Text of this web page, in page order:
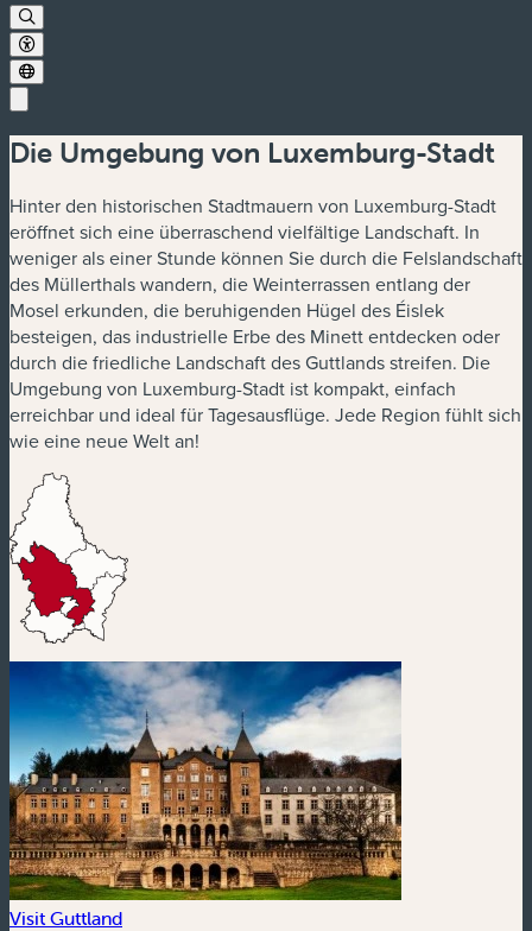
Die Umgebung von Luxemburg-Stadt
Hinter den historischen Stadtmauern von Luxemburg-Stadt
eröffnet sich eine überraschend vielfältige Landschaft. In
weniger als einer Stunde können Sie durch die Felslandschaft
des Müllerthals wandern, die Weinterrassen entlang der
Mosel erkunden, die beruhigenden Hügel des Éislek
besteigen, das industrielle Erbe des Minett entdecken oder
durch die friedliche Landschaft des Guttlands streifen. Die
Umgebung von Luxemburg-Stadt ist kompakt, einfach
erreichbar und ideal für Tagesausflüge. Jede Region fühlt sich
wie eine neue Welt an!
Visit Guttland